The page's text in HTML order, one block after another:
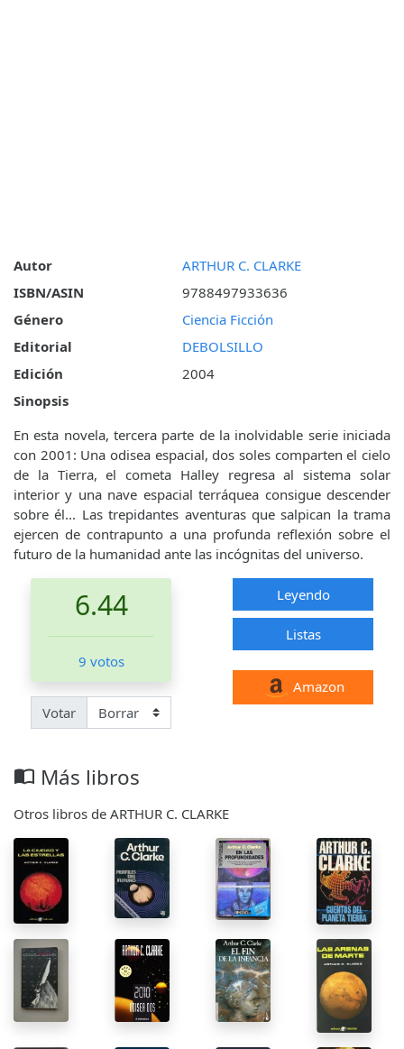
Autor
ARTHUR C. CLARKE
ISBN/ASIN
9788497933636
Género
Ciencia Ficción
Editorial
DEBOLSILLO
Edición
2004
Sinopsis
En esta novela, tercera parte de la inolvidable serie iniciada
con 2001: Una odisea espacial, dos soles comparten el cielo
de la Tierra, el cometa Halley regresa al sistema solar
interior y una nave espacial terráquea consigue descender
sobre él... Las trepidantes aventuras que salpican la trama
ejercen de contrapunto a una profunda reflexión sobre el
futuro de la humanidad ante las incógnitas del universo.
6.44
9 votos
Votar
Leyendo
Listas
Amazon
import_contacts Más libros
Otros libros de ARTHUR C. CLARKE